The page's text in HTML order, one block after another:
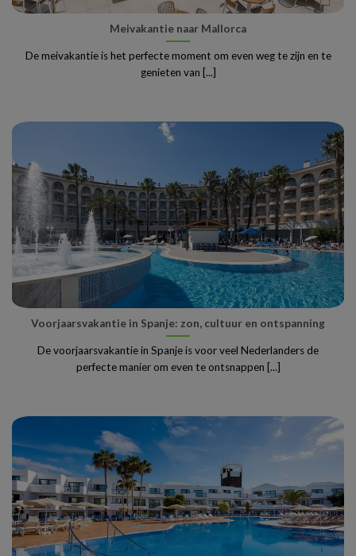
Meivakantie naar Mallorca
De meivakantie is het perfecte moment om even weg te zijn en te
genieten van [...]
Voorjaarsvakantie in Spanje: zon, cultuur en ontspanning
De voorjaarsvakantie in Spanje is voor veel Nederlanders de
perfecte manier om even te ontsnappen [...]